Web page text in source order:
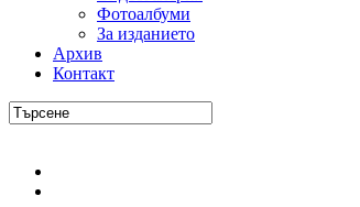
Фотоалбуми
За изданието
Архив
Контакт